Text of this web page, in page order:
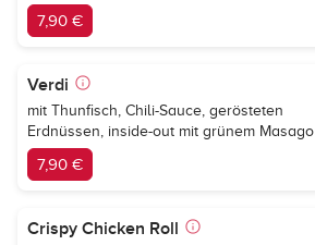
7,90 €
Verdi
mit Thunfisch, Chili-Sauce, gerösteten
Erdnüssen, inside-out mit grünem Masago
7,90 €
Crispy Chicken Roll